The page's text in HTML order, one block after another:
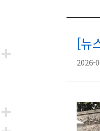
[뉴
2026-